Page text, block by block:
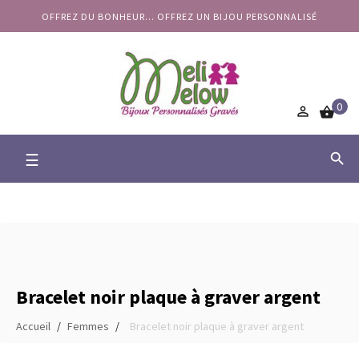
OFFREZ DU BONHEUR... OFFREZ UN BIJOU PERSONNALISÉ
 0
Basculer
☰ 
Bracelet noir plaque à graver argent
Accueil Femmes Bracelet noir plaque à graver argent